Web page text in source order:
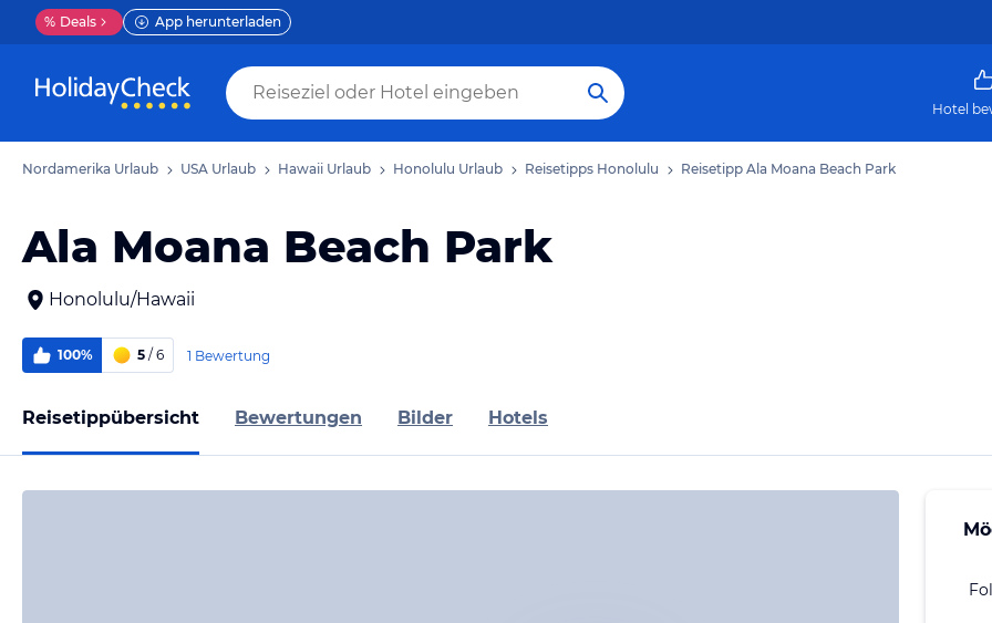
% Deals App herunterladen
Hotel
Nordamerika Urlaub USA Urlaub Hawaii Urlaub Honolulu Urlaub Reisetipps Honolulu Reisetipp Ala Moana Beach Park
Ala Moana Beach Park
Honolulu/Hawaii
100% 5 / 6 1 Bewertung
Reisetippübersicht Bewertungen Bilder Hotels